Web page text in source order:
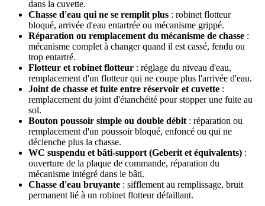
dans la cuvette.
Chasse d'eau qui ne se remplit plus : robinet flotteur
bloqué, arrivée d'eau entartrée ou mécanisme grippé.
Réparation ou remplacement du mécanisme de chasse :
mécanisme complet à changer quand il est cassé, fendu ou
trop entartré.
Flotteur et robinet flotteur : réglage du niveau d'eau,
remplacement d'un flotteur qui ne coupe plus l'arrivée d'eau.
Joint de chasse et fuite entre réservoir et cuvette :
remplacement du joint d'étanchéité pour stopper une fuite au
sol.
Bouton poussoir simple ou double débit : réparation ou
remplacement d'un poussoir bloqué, enfoncé ou qui ne
déclenche plus la chasse.
WC suspendu et bâti-support (Geberit et équivalents) :
ouverture de la plaque de commande, réparation du
mécanisme intégré dans le bâti.
Chasse d'eau bruyante : sifflement au remplissage, bruit
permanent lié à un robinet flotteur défaillant.